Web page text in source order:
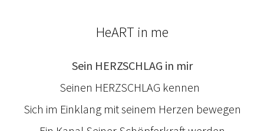
HeART in me
Sein HERZSCHLAG in mir
Seinen HERZSCHLAG kennen
Sich im Einklang mit seinem Herzen bewegen